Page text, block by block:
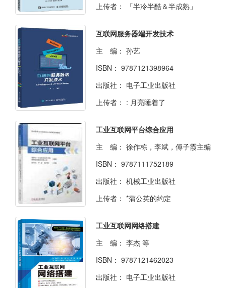
上传者：
「半冷半酷＆半成熟」
互联网服务器端开发技术
主 编： 孙艺
ISBN： 9787121398964
出版社： 电子工业出版社
上传者： : 月亮睡着了
工业互联网平台综合应用
主 编： 徐作栋，李斌，傅子霞主编
ISBN： 9787111752189
出版社： 机械工业出版社
上传者： *蒲公英的约定
工业互联网网络搭建
主 编： 李杰 等
ISBN： 9787121462023
出版社： 电子工业出版社